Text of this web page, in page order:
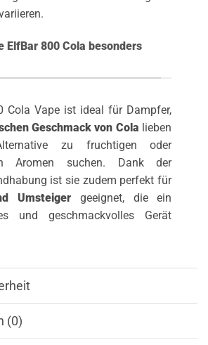
ElfBar 800 Cola besonders
Cola Vape ist ideal für Dampfer,
Geschmack von Cola lieben
zu fruchtigen oder
Aromen suchen. Dank der
ist sie zudem perfekt für
Umsteiger geeignet, die ein
und geschmackvolles Gerät
(0)